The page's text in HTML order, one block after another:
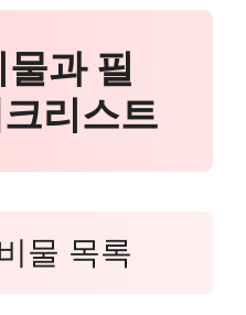
과 필
리스트
물 목록